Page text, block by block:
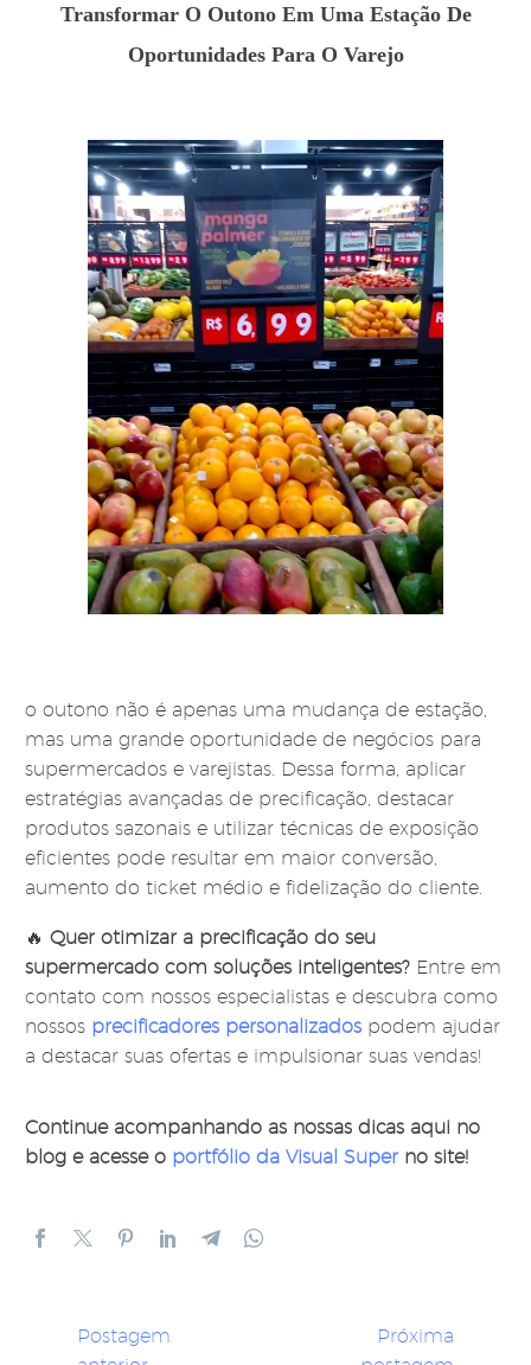
Transformar O Outono Em Uma Estação De
Oportunidades Para O Varejo
o outono não é apenas uma mudança de estação,
mas uma grande oportunidade de negócios para
supermercados e varejistas. Dessa forma, aplicar
estratégias avançadas de precificação, destacar
produtos sazonais e utilizar técnicas de exposição
eficientes pode resultar em maior conversão,
aumento do ticket médio e fidelização do cliente.
🔥 Quer otimizar a precificação do seu
supermercado com soluções inteligentes? Entre em
contato com nossos especialistas e descubra como
nossos precificadores personalizados podem ajudar
a destacar suas ofertas e impulsionar suas vendas!
Continue acompanhando as nossas dicas aqui no
blog e acesse o portfólio da Visual Super no site!
Postagem
Próxima